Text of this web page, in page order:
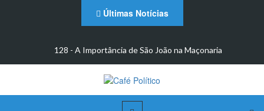
Últimas Notícias
128 - A Importância de São João na Maçonaria